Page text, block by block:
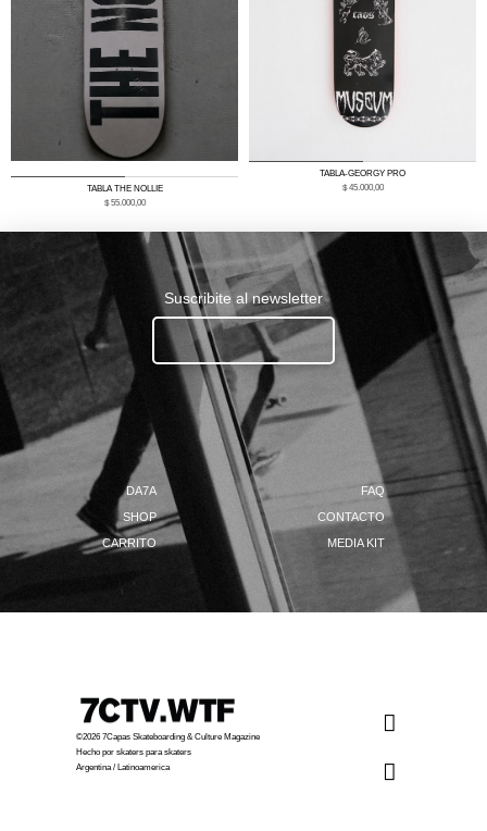
0 1
TABLA THE NOLLIE
$55.000,00
0 1
TABLA-GEORGY PRO
$45.000,00
Suscribite al newsletter
Ingresa tu email.......
DA7A
SHOP
CARRITO
FAQ
CONTACTO
MEDIA KIT
©2026 7Capas Skateboarding & Culture Magazine
Hecho por skaters para skaters
Argentina / Latinoamerica